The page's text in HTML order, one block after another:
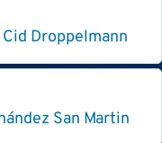
Droppelmann
San Martin